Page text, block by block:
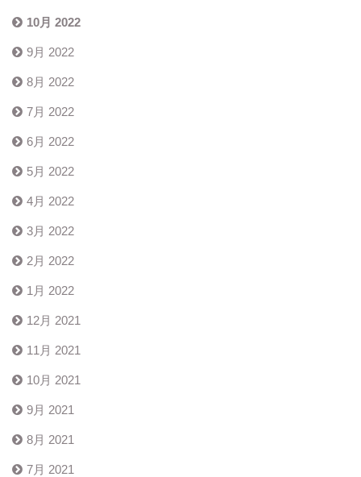
10月 2022
9月 2022
8月 2022
7月 2022
6月 2022
5月 2022
4月 2022
3月 2022
2月 2022
1月 2022
12月 2021
11月 2021
10月 2021
9月 2021
8月 2021
7月 2021